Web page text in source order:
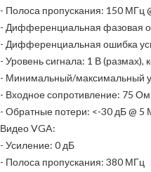
- Полоса пропускания: 150 МГц
- Дифференциальная фазовая
- Дифференциальная ошибка
- Уровень сигнала: 1 В (размах),
- Минимальный/максимальный
- Входное сопротивление: 75 Ом
- Обратные потери: <-30 дБ @ 5
Видео VGA:
- Усиление: 0 дБ
- Полоса пропускания: 380 МГц